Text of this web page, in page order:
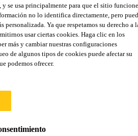
Servicios Sobre
se usa principalmente para que el sitio funcione
no lo identifica directamente, pero
Ya que respetamos su derecho a
usar ciertas cookies. Haga clic en los
más y cambiar nuestras configuraciones
de algunos tipos de cookies puede afectar su
podemos ofrecer.